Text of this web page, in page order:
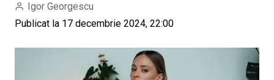
Igor Georgescu
Publicat la 17 decembrie 2024, 22:00